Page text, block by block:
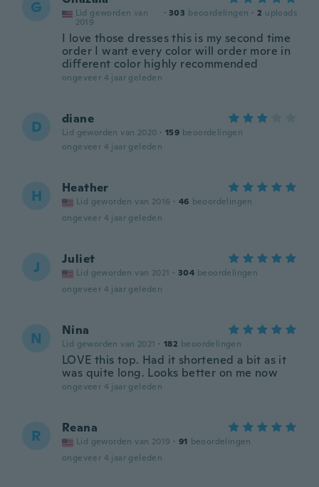
G
Lid geworden van
2019
· 303 beoordelingen · 2 uploads
I love those dresses this is my second time
order I want every color will order more in
different color highly recommended
ongeveer 4 jaar geleden
D diane
Lid geworden van 2020 · 159 beoordelingen
ongeveer 4 jaar geleden
H Heather
Lid geworden van 2016 · 46 beoordelingen
ongeveer 4 jaar geleden
J Juliet
Lid geworden van 2021 · 304 beoordelingen
ongeveer 4 jaar geleden
N Nina
Lid geworden van 2021 · 182 beoordelingen
LOVE this top. Had it shortened a bit as it
was quite long. Looks better on me now
ongeveer 4 jaar geleden
R Reana
Lid geworden van 2019 · 91 beoordelingen
ongeveer 4 jaar geleden